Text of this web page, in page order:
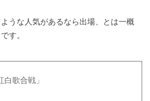
うな人気があるなら出場、とは一概
す。
白歌合戦」